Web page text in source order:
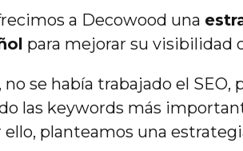
a Decowood una
para mejorar su visibilidad
se había trabajado el
las keywords más
ello, planteamos una